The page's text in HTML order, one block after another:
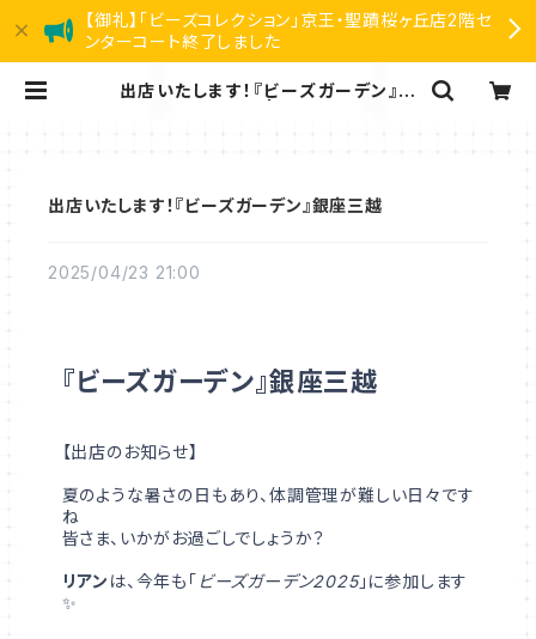
【御礼】「ビーズコレクション」京王・聖蹟桜ヶ丘店2階セ
ンターコート終了しました
出店いたします！『ビーズガーデン』銀
出店いたします！『ビーズガーデン』銀座三越
2025/04/23 21:00
『ビーズガーデン』銀座三越
【出店のお知らせ】
夏のような暑さの日もあり、体調管理が難しい日々です
ね
皆さま、いかがお過ごしでしょうか？
リアン は、今年も「 ビーズガーデン2025」に参加します
✨